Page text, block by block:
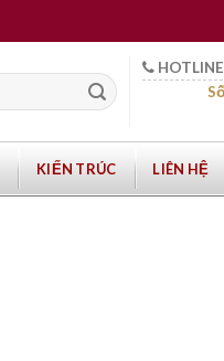
KIẾN TRÚC LIÊN HỆ